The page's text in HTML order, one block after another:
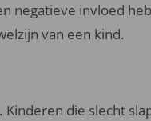
negatieve invloed
van een kind.
die slecht